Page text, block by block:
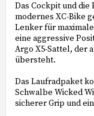
Das Cockpit und
modernes XC-Bike
Lenker für
eine aggressive
Argo X5-Sattel, der
übersteht.
Das Laufradpaket
Schwalbe Wicked
sicherer Grip und